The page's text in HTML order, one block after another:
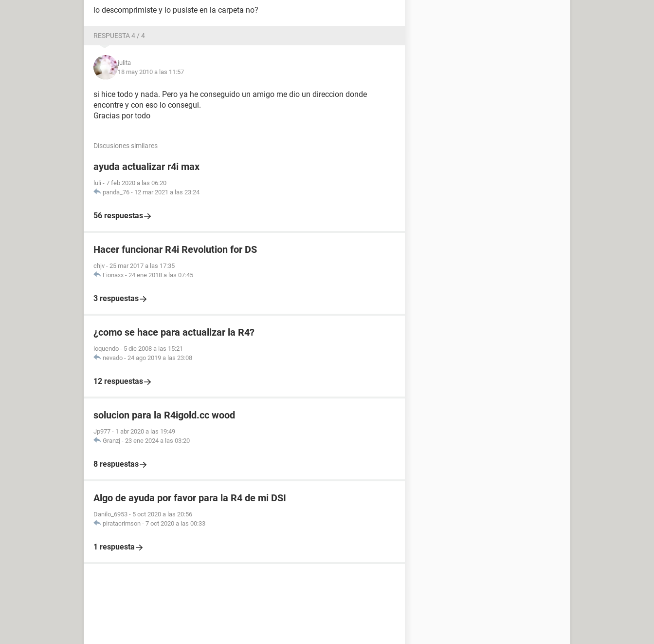
lo descomprimiste y lo pusiste en la carpeta no?
RESPUESTA 4 / 4
julita
18 may 2010 a las 11:57
si hice todo y nada. Pero ya he conseguido un amigo me dio un direccion donde
encontre y con eso lo consegui.
Gracias por todo
Discusiones similares
ayuda actualizar r4i max
luli - 7 feb 2020 a las 06:20
panda_76 - 12 mar 2021 a las 23:24
56 respuestas
Hacer funcionar R4i Revolution for DS
chjv - 25 mar 2017 a las 17:35
Fionaxx - 24 ene 2018 a las 07:45
3 respuestas
¿como se hace para actualizar la R4?
loquendo - 5 dic 2008 a las 15:21
nevado - 24 ago 2019 a las 23:08
12 respuestas
solucion para la R4igold.cc wood
Jp977 - 1 abr 2020 a las 19:49
Granzj - 23 ene 2024 a las 03:20
8 respuestas
Algo de ayuda por favor para la R4 de mi DSI
Danilo_6953 - 5 oct 2020 a las 20:56
piratacrimson - 7 oct 2020 a las 00:33
1 respuesta